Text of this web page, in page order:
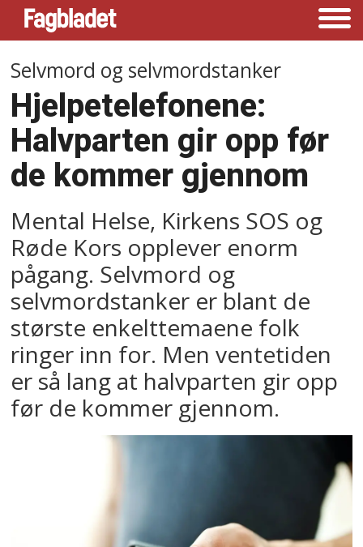
Selvmord og selvmordstanker
Hjelpetelefonene:
Halvparten gir opp før
de kommer gjennom
Mental Helse, Kirkens SOS og
Røde Kors opplever enorm
pågang. Selvmord og
selvmordstanker er blant de
største enkelttemaene folk
ringer inn for. Men ventetiden
er så lang at halvparten gir opp
før de kommer gjennom.